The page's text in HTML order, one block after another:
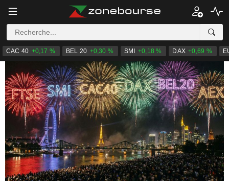
CAC 40 +0,17 % BEL 20 +0,30 % SMI +0,18 % DAX +0,69 %